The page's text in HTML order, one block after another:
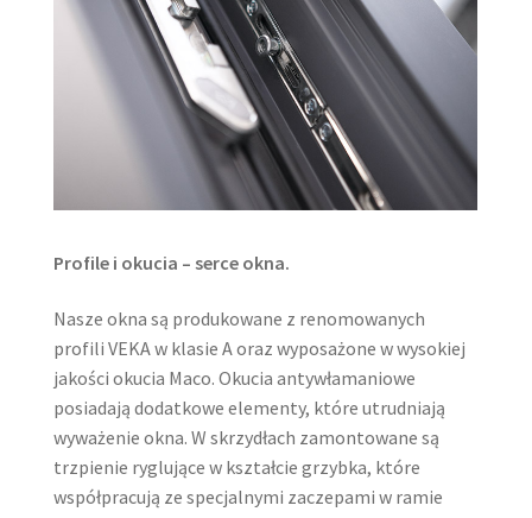
Profile i okucia – serce okna.
Nasze okna są produkowane z renomowanych
profili VEKA w klasie A oraz wyposażone w wysokiej
jakości okucia Maco. Okucia antywłamaniowe
posiadają dodatkowe elementy, które utrudniają
wyważenie okna. W skrzydłach zamontowane są
trzpienie ryglujące w kształcie grzybka, które
współpracują ze specjalnymi zaczepami w ramie